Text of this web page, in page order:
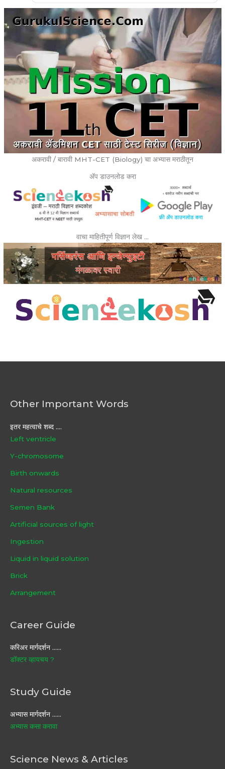
अकरावी / बारावी MHT-CET (Biology) चा अभ्यास मराठीतून
ॲप डाउनलोड करा
वाचा माहितीपूर्ण विज्ञान लेख …
Other Important Words
इतर महत्वाचे शब्द ....
Left ventricle
Y-chromosome
Birth onwards
Natural resources
Semen Bank
Artificial sources of light
Ingestion
Liquid in liquid solution
Brick
Arrangement
Career Guide
करिअर मार्गदर्शन ……
डॉक्टर व्हायचय ?
Study Guide
अभ्यास मार्गदर्शन ……
अभ्यास कसा करावा
Science News & Articles